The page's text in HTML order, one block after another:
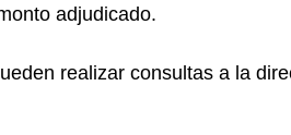
adjudicado.
realizar consultas a la